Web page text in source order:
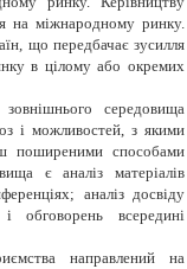
на міжнародному ринку.
що передбачає зусилля
в цілому або окремих
середовища
і можливостей, з якими
поширеними способами
є аналіз матеріалів
аналіз досвіду
обговорень всередині
направлений на